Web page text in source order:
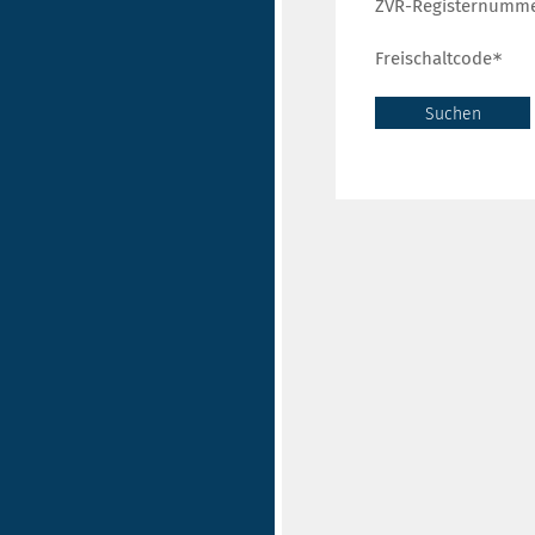
ZVR-
Freischaltcode
Suchen